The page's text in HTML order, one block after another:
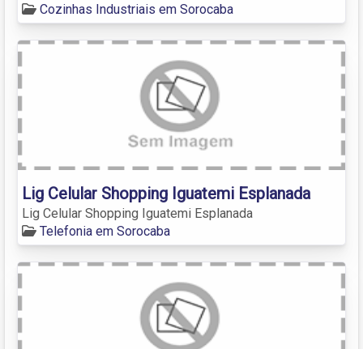
Cozinhas Industriais em Sorocaba
Lig Celular Shopping Iguatemi Esplanada
Lig Celular Shopping Iguatemi Esplanada
Telefonia em Sorocaba